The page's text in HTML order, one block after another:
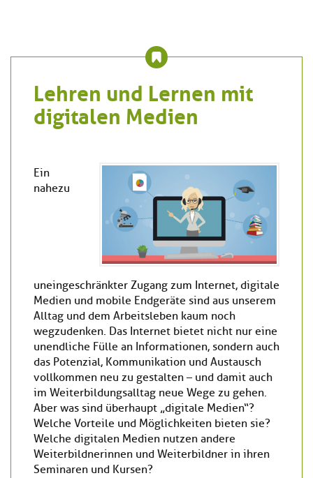
Lehren und Lernen mit
digitalen Medien
Ein
nahezu
uneingeschränkter Zugang zum Internet, digitale
Medien und mobile Endgeräte sind aus unserem
Alltag und dem Arbeitsleben kaum noch
wegzudenken. Das Internet bietet nicht nur eine
unendliche Fülle an Informationen, sondern auch
das Potenzial, Kommunikation und Austausch
vollkommen neu zu gestalten – und damit auch
im Weiterbildungsalltag neue Wege zu gehen.
Aber was sind überhaupt „digitale Medien“?
Welche Vorteile und Möglichkeiten bieten sie?
Welche digitalen Medien nutzen andere
Weiterbildnerinnen und Weiterbildner in ihren
Seminaren und Kursen?